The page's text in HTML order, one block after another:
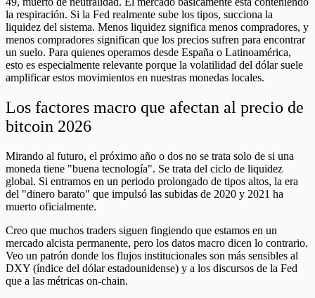
la respiración. Si la Fed realmente sube los tipos, succiona la
liquidez del sistema. Menos liquidez significa menos compradores, y
menos compradores significan que los precios sufren para encontrar
un suelo. Para quienes operamos desde España o Latinoamérica,
esto es especialmente relevante porque la volatilidad del dólar suele
amplificar estos movimientos en nuestras monedas locales.
Los factores macro que afectan al precio de
bitcoin 2026
Mirando al futuro, el próximo año o dos no se trata solo de si una
moneda tiene "buena tecnología". Se trata del ciclo de liquidez
global. Si entramos en un periodo prolongado de tipos altos, la era
del "dinero barato" que impulsó las subidas de 2020 y 2021 ha
muerto oficialmente.
Creo que muchos traders siguen fingiendo que estamos en un
mercado alcista permanente, pero los datos macro dicen lo contrario.
Veo un patrón donde los flujos institucionales son más sensibles al
DXY (índice del dólar estadounidense) y a los discursos de la Fed
que a las métricas on-chain.